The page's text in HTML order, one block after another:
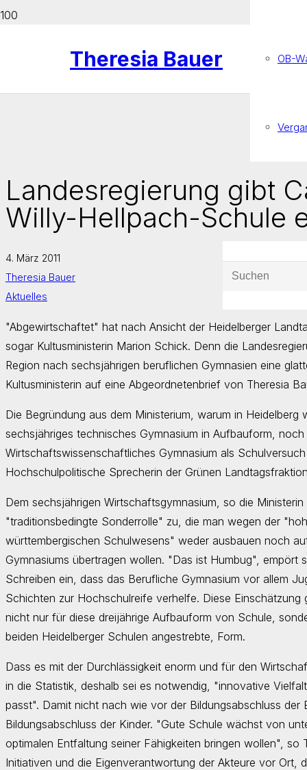
Theresia Bauer OB-
Landesregierung gibt
Willy-Hellpach-Schule
4. März 2011
Theresia Bauer
Aktuelles
"Abgewirtschaftet" hat nach Ansicht der Heidelberger
sogar Kultusministerin Marion Schick. Denn die
Region nach sechsjährigen beruflichen Gymnasien eine
Kultusministerin auf eine Abgeordnetenbrief von Theresia
Die Begründung aus dem Ministerium, warum in
sechsjähriges technisches Gymnasium in Aufbauform,
Wirtschaftswissenschaftliches Gymnasium als
Hochschulpolitische Sprecherin der Grünen
Dem sechsjährigen Wirtschaftsgymnasium, so die
"traditionsbedingte Sonderrolle" zu, die man wegen der
württembergischen Schulwesens" weder ausbauen noch
Gymnasiums übertragen wollen. "Das ist Humbug", empört
Schreiben ein, dass das Berufliche Gymnasium vor allem
Schichten zur Hochschulreife verhelfe. Diese
nicht nur für diese dreijährige Aufbauform von Schule,
beiden Heidelberger Schulen angestrebte, Form.
Dass es mit der Durchlässigkeit enorm und für den
in die Statistik, deshalb sei es notwendig, "innovative
passt". Damit nicht nach wie vor der Bildungsabschluss der
Bildungsabschluss der Kinder. "Gute Schule wächst von
optimalen Entfaltung seiner Fähigkeiten bringen wollen",
Initiativen und die Eigenverantwortung der Akteure vor Ort,